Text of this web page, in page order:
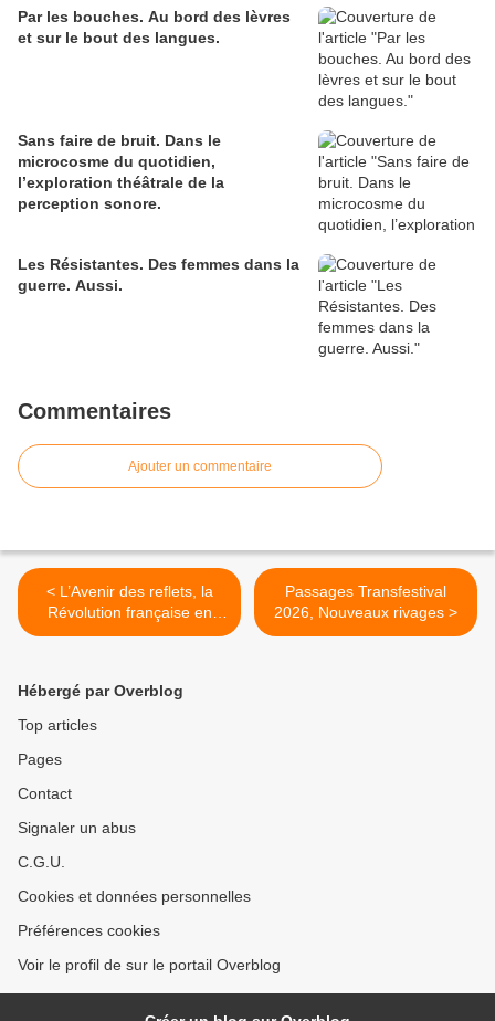
Par les bouches. Au bord des lèvres
et sur le bout des langues.
Sans faire de bruit. Dans le
microcosme du quotidien,
l’exploration théâtrale de la
perception sonore.
Les Résistantes. Des femmes dans la
guerre. Aussi.
Commentaires
Ajouter un commentaire
< L’Avenir des reflets, la
Révolution française en
mode futur
Passages Transfestival
2026, Nouveaux rivages >
Hébergé par Overblog
Top articles
Pages
Contact
Signaler un abus
C.G.U.
Cookies et données personnelles
Préférences cookies
Voir le profil de sur le portail Overblog